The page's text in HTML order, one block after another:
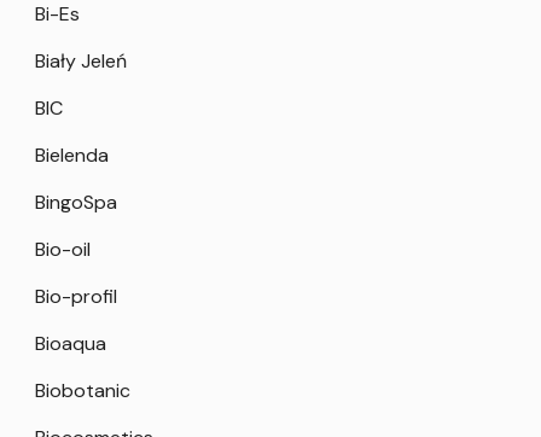
Bi-Es
Biały Jeleń
BIC
Bielenda
BingoSpa
Bio-oil
Bio-profil
Bioaqua
Biobotanic